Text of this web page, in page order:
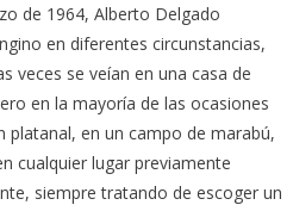
de 1964, Alberto Delgado
en diferentes circunstancias,
veces se veían en una casa de
en la mayoría de las ocasiones
platanal, en un campo de marabú,
cualquier lugar previamente
siempre tratando de escoger un